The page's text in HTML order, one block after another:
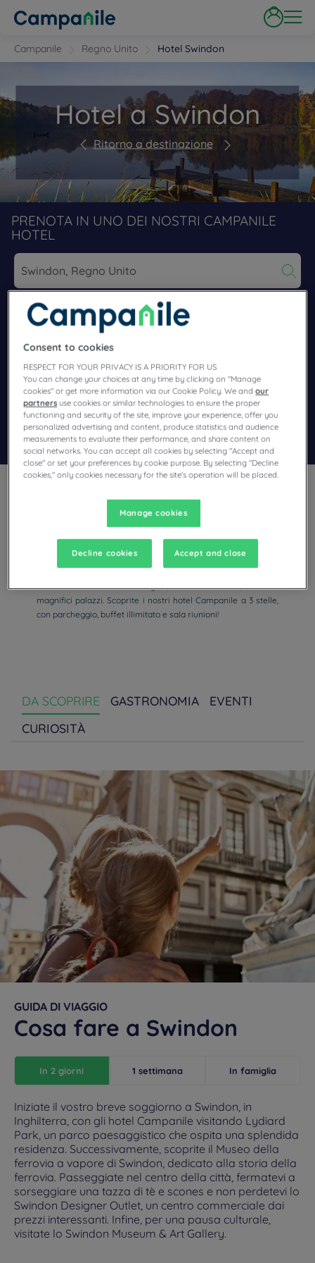
Campanile Regno Unito Hotel Swindon
Hotel a Swindon
Ritorno a destinazione
PRENOTA IN UNO DEI NOSTRI CAMPANILE
HOTEL
Navigate forward to interact with the calendar and select a
Trova un hotel
Aggiungi un codice speciale
Swindon, a metà strada tra Bristol e Oxford! Apprezzerete
storico. Troverete molti negozi, ristoranti e bar, vicini a
magnifici palazzi. Scoprite i nostri hotel Campanile a 3 stelle,
con parcheggio, buffet illimitato e sala riunioni!
DA SCOPRIRE GASTRONOMIA
EVENTI
CURIOSITÀ
GUIDA DI VIAGGIO
Cosa fare a Swindon
In 2 giorni 1 settimana In famiglia
Iniziate il vostro breve soggiorno a Swindon, in
Inghilterra, con gli hotel Campanile visitando Lydiard
Park, un parco paesaggistico che ospita una splendida
residenza. Successivamente, scoprite il Museo della
ferrovia a vapore di Swindon, dedicato alla storia della
ferrovia. Passeggiate nel centro della città, fermatevi a
sorseggiare una tazza di tè e scones e non perdetevi lo
Swindon Designer Outlet, un centro commerciale dai
prezzi interessanti. Infine, per una pausa culturale,
visitate lo Swindon Museum & Art Gallery.
Hotels in Manchester
Consent to cookies
RESPECT FOR YOUR PRIVACY IS A PRIORITY FOR US
You can change your choices at any time by clicking on "Manage
cookies" or get more information via our Cookie Policy. We andour
partners use cookies or similar technologies to ensure the proper
functioning and security of the site, improve your experience, offer you
personalized advertising and content, produce statistics and audience
measurements to evaluate their performance, and share content on
social networks. You can accept all cookies by selecting "Accept and
close" or set your preferences by cookie purpose. By selecting "Decline
cookies," only cookies necessary for the site's operation will be placed.
Manage cookies
Decline cookies Accept and close